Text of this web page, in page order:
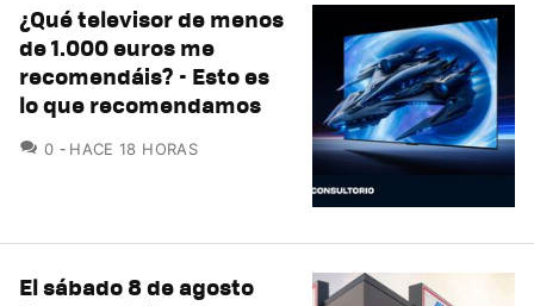
¿Qué televisor de menos
de 1.000 euros me
recomendáis? - Esto es
lo que recomendamos
0 COMENTARIOS
HACE 18 HORAS
El sábado 8 de agosto